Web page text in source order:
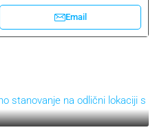
Email